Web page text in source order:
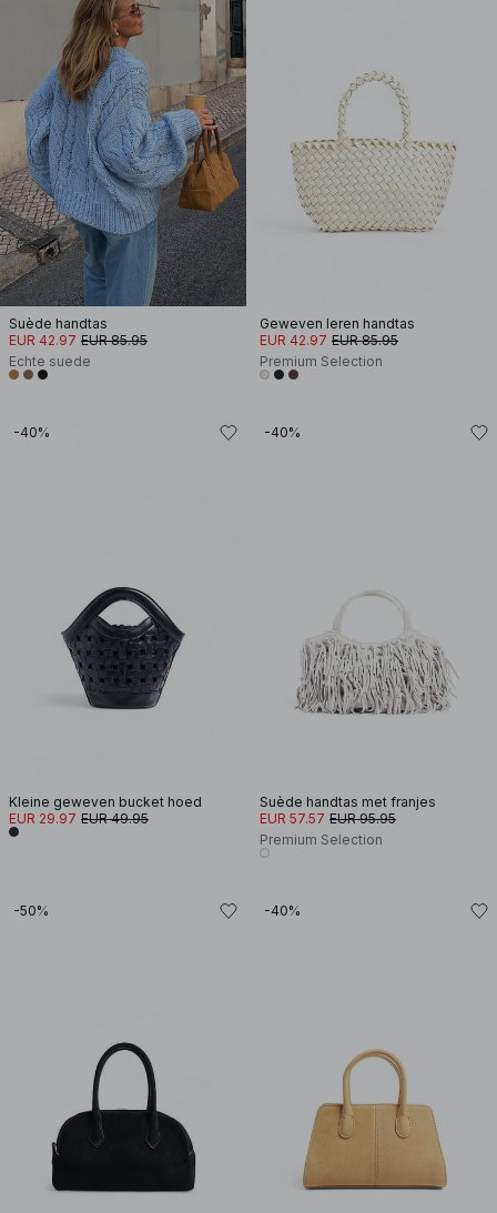
Suède handtas
EUR 42.97 EUR 85.95
Echte suede
Geweven leren handtas
EUR 42.97 EUR 85.95
Premium Selection
-40%
Kleine geweven bucket hoed
EUR 29.97 EUR 49.95
-40%
Suède handtas met franjes
EUR 57.57 EUR 95.95
Premium Selection
-50% -40%